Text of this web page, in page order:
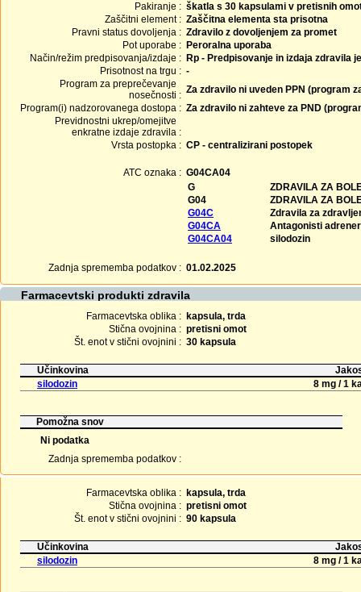
Pakiranje : škatla s 30 kapsulami v pretisnih
Zaščitni element : Zaščitna elementa sta prisotna
Pravni status dovoljenja : Zdravilo z dovoljenjem za promet
Pot uporabe : Peroralna uporaba
Način/režim predpisovanja/izdaje : Rp - Predpisovanje in izdaja zdravila
Prisotnost na trgu : -
Program za preprečevanje
nosečnosti : Za zdravilo ni uveden PPN (program
Program(i) nadzorovanega dostopa : Za zdravilo ni zahteve za PND
Previdnostni ukrep/omejitve
enkratne izdaje zdravila :
Vrsta postopka : CP - centralizirani postopek
ATC oznaka : G04CA04
G
ZDRAVILA ZA
G04
ZDRAVILA ZA
G04C
Zdravila za
G04CA
Antagonisti
G04CA04
silodozin
Zadnja sprememba podatkov : 01.02.2025
Farmacevtski produkti zdravila
Farmacevtska oblika : kapsula, trda
Stična ovojnina : pretisni omot
Št. enot v stični ovojnini : 30 kapsula
Učinkovina
silodozin
8 mg / 1
Pomožna snov
Ni podatka
Zadnja sprememba podatkov :
Farmacevtska oblika : kapsula, trda
Stična ovojnina : pretisni omot
Št. enot v stični ovojnini : 90 kapsula
Učinkovina
silodozin
8 mg / 1